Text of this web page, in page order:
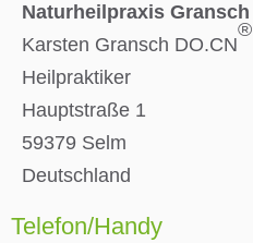
Naturheilpraxis Gransch
Karsten Gransch DO.CN
®
Heilpraktiker
Hauptstraße 1
59379 Selm
Deutschland
Telefon/Handy